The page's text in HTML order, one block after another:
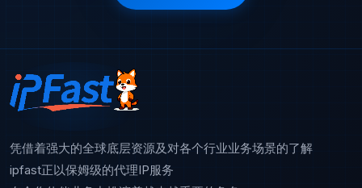
凭借着强大的全球底层资源及对各个行业业务场景的了解
ipfast正以保姆级的代理IP服务